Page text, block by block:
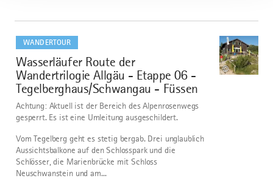
WANDERTOUR
6
Wasserläufer Route der
Wandertrilogie Allgäu - Etappe 06 -
Tegelberghaus/Schwangau - Füssen
©
Achtung: Aktuell ist der Bereich des Alpenrosenwegs
gesperrt. Es ist eine Umleitung ausgeschildert.
Vom Tegelberg geht es stetig bergab. Drei unglaublich
Aussichtsbalkone auf den Schlosspark und die
Schlösser, die Marienbrücke mit Schloss
Neuschwanstein und am...
dazu